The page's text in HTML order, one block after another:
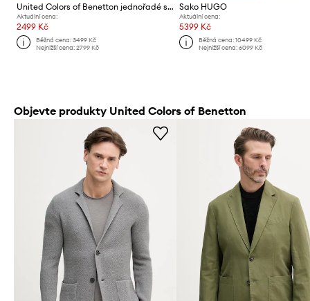
United Colors of Benetton jednořadé sako pánské s příměsí vlny
Aktuální cena:
2499 Kč
Běžná cena:3499 Kč
Nejnižší cena:2799 Kč
Sako HUGO
Aktuální cena:
5399 Kč
Běžná cena: 10499 Kč
Nejnižší cena: 6099 Kč
Objevte produkty United Colors of Benetton